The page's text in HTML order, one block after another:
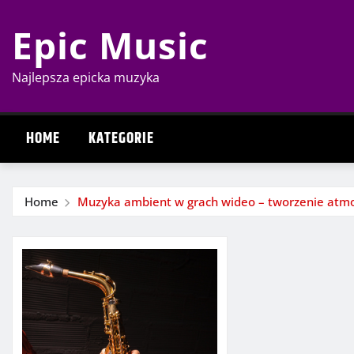
content
Epic Music
Najlepsza epicka muzyka
HOME KATEGORIE
Home Muzyka ambient w grach wideo – tworzenie